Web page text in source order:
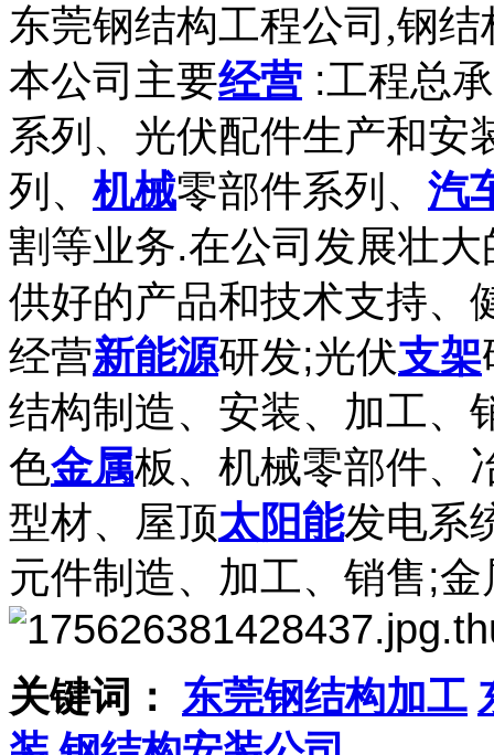
东莞钢结构工程公司,钢
本公司主要经营 :工程总
系列、光伏配件生产和安
列、机械零部件系列、 汽
割等业务.在公司发展壮
供好的产品和技术支持、
经营新能源研发;光伏支架
结构制造、安装、加工、
色金属板、机械零部件、
型材、屋顶太阳能发电系
元件制造、加工、销售;
关键词： 东莞钢结构加工